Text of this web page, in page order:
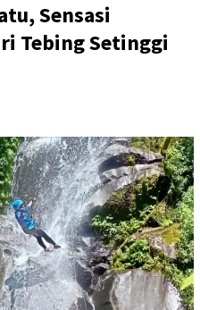
Sensasi
Tebing Setinggi